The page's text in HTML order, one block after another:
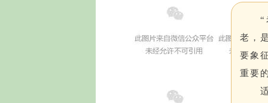
“
老，
要象
重要